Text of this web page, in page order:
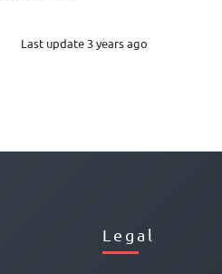
Last update 3 years ago
Legal